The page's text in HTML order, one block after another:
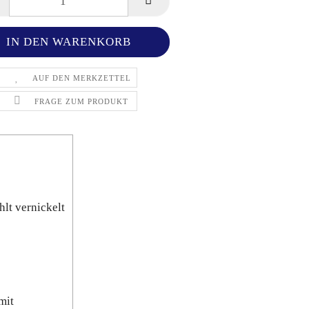
AUF DEN MERKZETTEL
FRAGE ZUM PRODUKT
vernickelt